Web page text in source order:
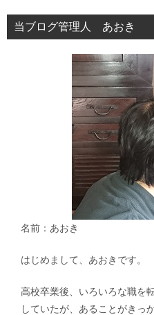
シ
ョ
当ブログ管理人 あおき
名前：あおき
はじめまして、あおきです。
高校卒業後、いろいろな職を
していたが、あることがきっ